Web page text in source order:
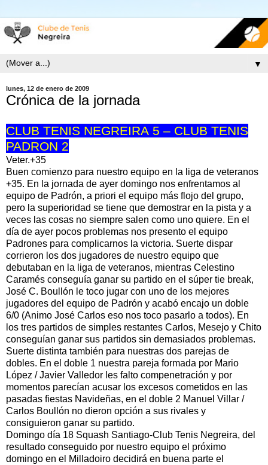
▼
lunes, 12 de enero de 2009
Crónica de la jornada
CLUB TENIS NEGREIRA 5 – CLUB TENIS
PADRON 2
Veter.+35
Buen comienzo para nuestro equipo en la liga de veteranos
+35. En la jornada de ayer domingo nos enfrentamos al
equipo de Padrón, a priori el equipo más flojo del grupo,
pero la superioridad se tiene que demostrar en la pista y a
veces las cosas no siempre salen como uno quiere. En el
día de ayer pocos problemas nos presento el equipo
Padrones para complicarnos la victoria. Suerte dispar
corrieron los dos jugadores de nuestro equipo que
debutaban en la liga de veteranos, mientras Celestino
Caramés conseguía ganar su partido en el súper tie break,
José C. Boullón le toco jugar con uno de los mejores
jugadores del equipo de Padrón y acabó encajo un doble
6/0 (Animo José Carlos eso nos toco pasarlo a todos). En
los tres partidos de simples restantes Carlos, Mesejo y Chito
conseguían ganar sus partidos sin demasiados problemas.
Suerte distinta también para nuestras dos parejas de
dobles. En el doble 1 nuestra pareja formada por Mario
López / Javier Valledor les falto compenetración y por
momentos parecían acusar los excesos cometidos en las
pasadas fiestas Navideñas, en el doble 2 Manuel Villar /
Carlos Boullón no dieron opción a sus rivales y
consiguieron ganar su partido.
Domingo día 18 Squash Santiago-Club Tenis Negreira, del
resultado conseguido por nuestro equipo el próximo
domingo en el Milladoiro decidirá en buena parte el